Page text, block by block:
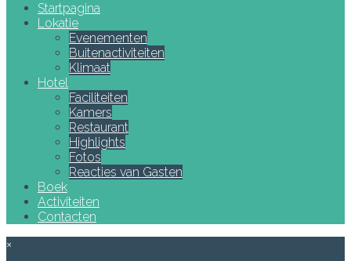
Startpagina
Lokatie
Evenementen
Buitenactiviteiten
Klimaat
Hotel
Faciliteiten
Kamers
Restaurant
Highlights
Fotos
Reacties van Gasten
Boek
Activiteiten
Contacten
×